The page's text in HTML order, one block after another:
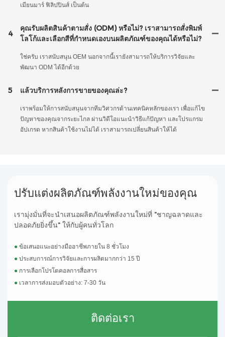
เมียนมาร์ ฟิลิปปินส์ เป็นต้น
4
คุณรับผลิตสินค้าตามสั่ง (ODM) หรือไม่? เราสามารถสั่งพิมพ์
โลโก้และเลือกสีที่กำหนดเองบนผลิตภัณฑ์ของคุณได้หรือไม่?
ใช่ครับ เราสนับสนุน OEM นอกจากนี้เรายังสามารถให้บริการวิจัยและ
พัฒนา ODM ได้อีกด้วย
5 แล้วบริการหลังการขายของคุณล่ะ?
เราพร้อมให้การสนับสนุนจากทีมวิศวกรด้านเทคนิคหลักของเรา เพื่อแก้ไข
ปัญหาของคุณจากระยะไกล ผ่านวิดีโอแนะนำวิธีแก้ปัญหา และโปรแกรม
อัปเกรด หากสินค้าใช้งานไม่ได้ เราสามารถเปลี่ยนสินค้าให้ได้
ปรับแต่งผลิตภัณฑ์พลังงานใหม่ของคุณ
เรามุ่งมั่นที่จะนำเสนอผลิตภัณฑ์พลังงานใหม่ที่ "ชาญฉลาดและ
ปลอดภัยยิ่งขึ้น" ให้กับผู้คนทั่วโลก
●ข้อเสนอแนะอย่างมืออาชีพภายใน 8 ชั่วโมง
●ประสบการณ์การวิจัยและการผลิตมากกว่า 15 ปี
● การเลือกโปรโตคอลการสื่อสาร
● เวลาการส่งมอบตัวอย่าง: 7-30 วัน
ติดต่อเรา